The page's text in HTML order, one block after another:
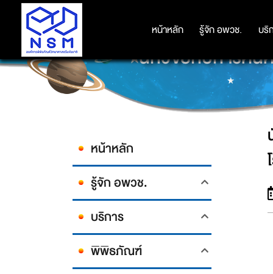
หน้าหลัก รู้จัก อพวช. บริ
หน้าหลัก รู้จัก อพวช. บริ
นักวิจัยกับการค้น
หน้าหลัก
รู้จัก อพวช.
บริการ
พิพิธภัณฑ์